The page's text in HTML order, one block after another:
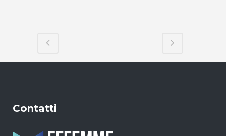
Contatti